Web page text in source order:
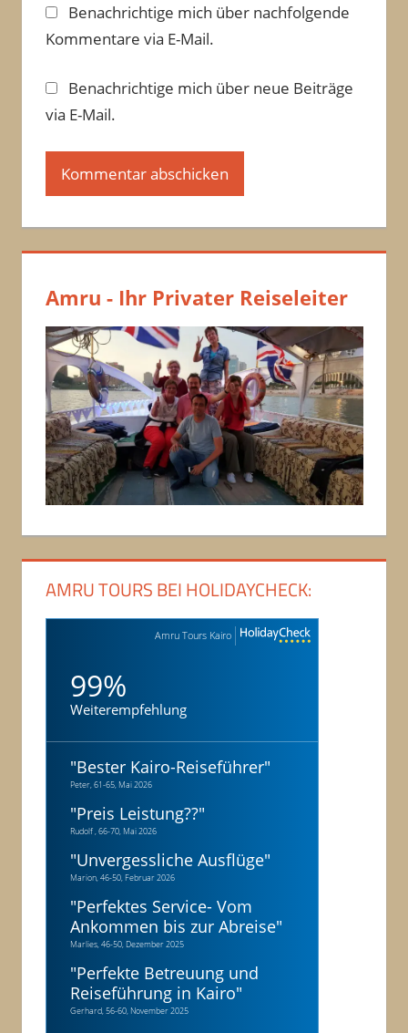
Benachrichtige mich über nachfolgende
Kommentare via E-Mail.
Benachrichtige mich über neue Beiträge
via E-Mail.
Amru - Ihr Privater Reiseleiter
AMRU TOURS BEI HOLIDAYCHECK:
Amru Tours Kairo
99%
Weiterempfehlung
"Bester Kairo-Reiseführer"
Peter, 61-65, Mai 2026
"Preis Leistung??"
Rudolf , 66-70, Mai 2026
"Unvergessliche Ausflüge"
Marion, 46-50, Februar 2026
"Perfektes Service- Vom
Ankommen bis zur Abreise"
Marlies, 46-50, Dezember 2025
"Perfekte Betreuung und
Reiseführung in Kairo"
Gerhard, 56-60, November 2025